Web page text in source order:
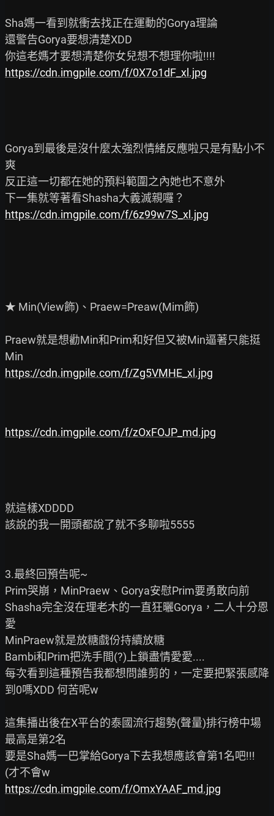
Sha媽一看到就衝去找正在運動的Gorya理論
還警告Gorya要想清楚XDD
https://cdn.imgpile.com/f/0X7o1dF_xl.jpg
Gorya到最後是沒什麼太強烈情緒反應啦只是有點小不
爽
反正這一切都在她的預料範圍之內她也不意外
https://cdn.imgpile.com/f/6z99w7S_xl.jpg
★ Min(View飾)、Praew=Preaw(Mim飾)
Praew就是想勸Min和Prim和好但又被Min逼著只能挺
https://cdn.imgpile.com/f/Zg5VMHE_xl.jpg
https://cdn.imgpile.com/f/zOxFOJP_md.jpg
就這樣XDDDD
該說的我一開頭都說了就不多聊啦5555
3.最終回預告呢~
Prim哭崩，MinPraew、Gorya安慰Prim要勇敢向前
Shasha完全沒在理老木的一直狂曬Gorya，二人十分恩
愛
MinPraew就是放糖戲份持續放糖
Bambi和Prim把洗手間(?)上鎖盡情愛愛....
每次看到這種預告我都想問誰剪的，一定要把緊張感降
到0嗎XDD 何苦呢w
這集播出後在X平台的泰國流行趨勢(聲量)排行榜中場
最高是第2名
要是Sha媽一巴掌給Gorya下去我想應該會第1名吧!!!
https://cdn.imgpile.com/f/OmxYAAF_md.jpg